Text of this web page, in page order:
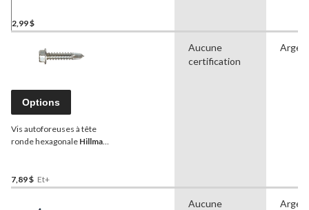
2,99 $
Options
Vis autoforeuses à tête
ronde hexagonale Hillman
7,89 $ Et+
Aucune
certification
Aucune